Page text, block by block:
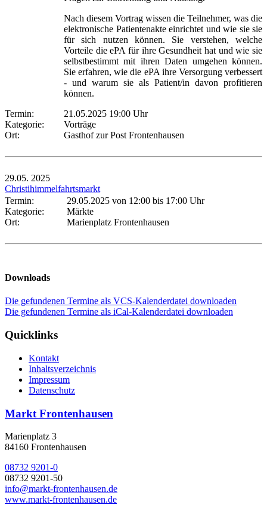
Nach diesem Vortrag wissen die Teilnehmer, was die
elektronische Patientenakte einrichtet und wie sie sie
für sich nutzen können. Sie verstehen, welche
Vorteile die ePA für ihre Gesundheit hat und wie sie
selbstbestimmt mit ihren Daten umgehen können.
Sie erfahren, wie die ePA ihre Versorgung verbessert
- und warum sie als Patient/in davon profitieren
können.
Termin:
21.05.2025 19:00 Uhr
Kategorie:
Vorträge
Ort:
Gasthof zur Post Frontenhausen
29.05. 2025
Christihimmelfahrtsmarkt
Termin:
29.05.2025 von 12:00 bis 17:00 Uhr
Kategorie:
Märkte
Ort:
Marienplatz Frontenhausen
Downloads
Die gefundenen Termine als VCS-Kalenderdatei downloaden
Die gefundenen Termine als iCal-Kalenderdatei downloaden
Quicklinks
Kontakt
Inhaltsverzeichnis
Impressum
Datenschutz
Markt Frontenhausen
Marienplatz 3
84160 Frontenhausen
08732 9201-0
08732 9201-50
info@markt-frontenhausen.de
www.markt-frontenhausen.de